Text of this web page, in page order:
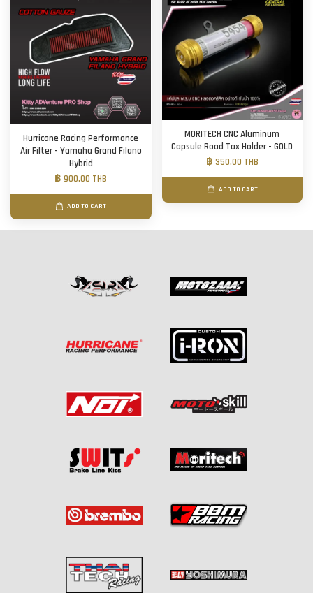
Hurricane Racing Performance
Air Filter - Yamaha Grand Filano
Hybrid
฿ 900.00 THB
ADD TO CART
MORITECH CNC Aluminum
Capsule Road Tax Holder - GOLD
฿ 350.00 THB
ADD TO CART